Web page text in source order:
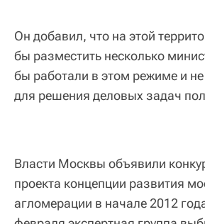
Он добавил, что на этой
бы разместить несколько
бы работали в этом режиме и
для решения деловых задач
Власти Москвы объявили
проекта концепции развития
агломерации в начале 2012